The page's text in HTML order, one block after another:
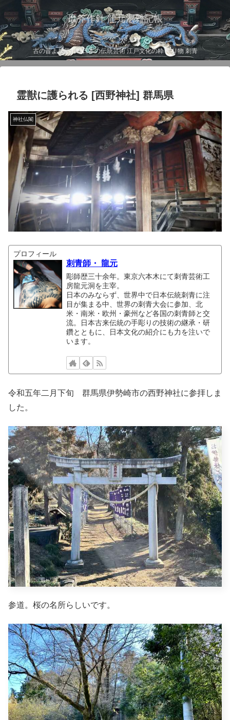
磨斧作針 龍元洞雑記帳
古の昔より伝わる日本の伝統芸術 江戸文化の粋 彫り物 刺青
霊獣に護られる [西野神社] 群馬県
神社仏閣
プロフィール
刺青師・ 龍元
彫師歴三十余年。東京六本木にて刺青芸術工
房龍元洞を主宰。
日本のみならず、世界中で日本伝統刺青に注
目が集まる中、世界の刺青大会に参加、北
米・南米・欧州・豪州など各国の刺青師と交
流。日本古来伝統の手彫りの技術の継承・研
鑽とともに、日本文化の紹介にも力を注いで
います。
令和五年二月下旬 群馬県伊勢崎市の西野神社に参拝しま
した。
参道。桜の名所らしいです。